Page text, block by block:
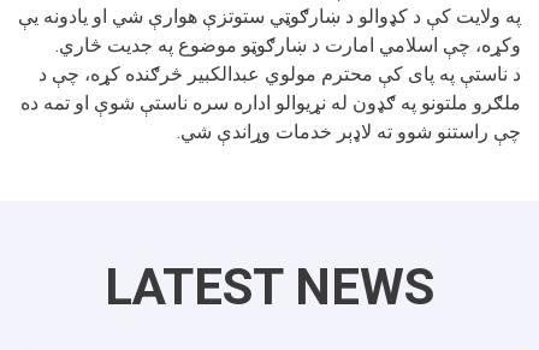
په ولایت کې د کډوالو د ښارګوټي ستوتزې هوارې شي او یادونه یې
وکړه، چې اسلامي امارت د ښارګوټو موضوع په جدیت څاري.
د ناستې په پای کې محترم مولوي عبدالکبیر څرګنده کړه، چې د
ملګرو ملتونو په ګډون له نړیوالو اداره سره ناستې شوې او تمه ده
چې راستنو شوو ته لاډېر خدمات وړاندې شي.
LATEST NEWS